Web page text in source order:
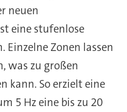
neuen
eine stufenlose
Zonen lassen
was zu großen
kann. So erzielt eine
5 Hz eine bis zu 20